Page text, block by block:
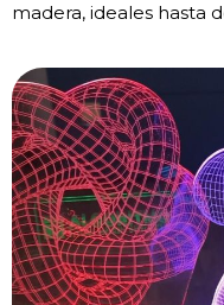
madera, ideales hasta